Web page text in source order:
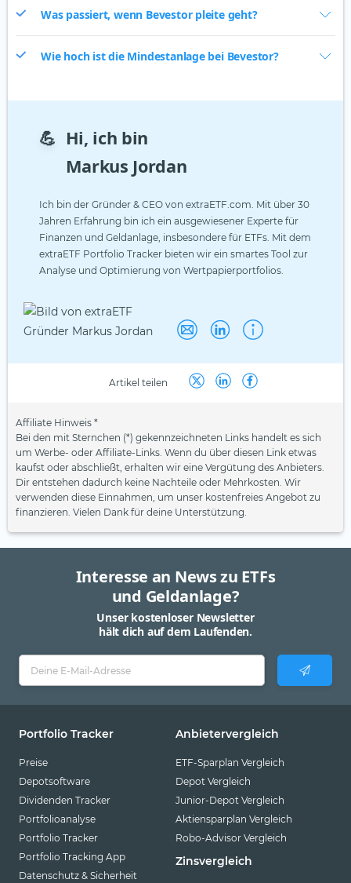
Was passiert, wenn Bevestor pleite geht?
Wie hoch ist die Mindestanlage bei Bevestor?
💪 Hi, ich bin
Markus Jordan
Ich bin der Gründer & CEO von extraETF.com. Mit über 30
Jahren Erfahrung bin ich ein ausgewiesener Experte für
Finanzen und Geldanlage, insbesondere für ETFs. Mit dem
extraETF Portfolio Tracker bieten wir ein smartes Tool zur
Analyse und Optimierung von Wertpapierportfolios.
Artikel teilen
Affiliate Hinweis *
Bei den mit Sternchen (*) gekennzeichneten Links handelt es sich
um Werbe- oder Affiliate-Links. Wenn du über diesen Link etwas
kaufst oder abschließt, erhalten wir eine Vergütung des Anbieters.
Dir entstehen dadurch keine Nachteile oder Mehrkosten. Wir
verwenden diese Einnahmen, um unser kostenfreies Angebot zu
finanzieren. Vielen Dank für deine Unterstützung.
Interesse an News zu ETFs
und Geldanlage?
Unser kostenloser Newsletter
hält dich auf dem Laufenden.
Portfolio Tracker
Preise
Depotsoftware
Dividenden Tracker
Portfolioanalyse
Portfolio Tracker
Portfolio Tracking App
Datenschutz & Sicherheit
Anbietervergleich
ETF-Sparplan Vergleich
Depot Vergleich
Junior-Depot Vergleich
Aktiensparplan Vergleich
Robo-Advisor Vergleich
Zinsvergleich